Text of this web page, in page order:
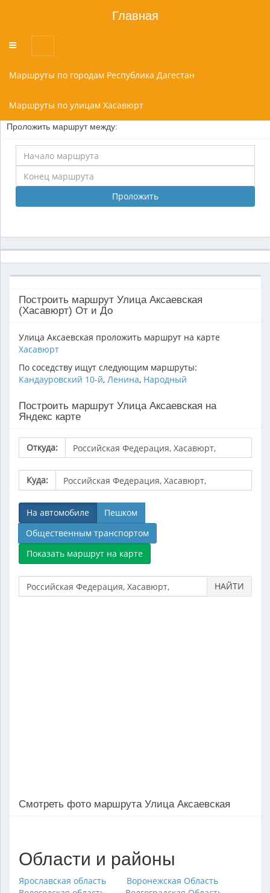
Главная
Переключатель
меню
Маршруты по городам Республика Дагестан
Маршруты по улицам Хасавюрт
Проложить маршрут между:
Проложить
Построить маршрут Улица Аксаевская
(Хасавюрт) От и До
Улица Аксаевская проложить маршрут на карте
Хасавюрт
По соседству ищут следующим маршруты:
Кандауровский 10-й, Ленина, Народный
Построить маршрут Улица Аксаевская на
Яндекс карте
Откуда:
Куда:
На автомобиле
Пешком
Общественным транспортом
НАЙТИ
Смотреть фото маршрута Улица Аксаевская
Области и районы
Ярославская область
Воронежская Область